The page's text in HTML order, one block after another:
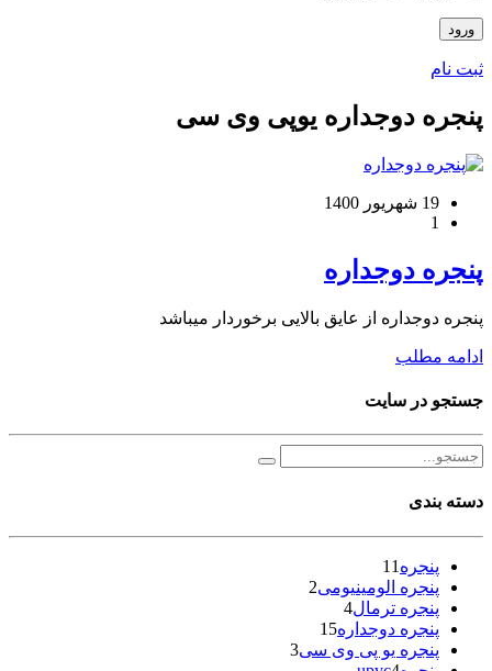
ثبت نام
پنجره دوجداره یوپی وی سی
19 شهریور 1400
1
پنجره دوجداره
پنجره دوجداره از عایق بالایی برخوردار میباشد
ادامه مطلب
جستجو در سایت
دسته بندی
پنجره 11
پنجره الومینیومی2
پنجره ترمال4
پنجره دوجداره15
پنجره یو پی وی سی3